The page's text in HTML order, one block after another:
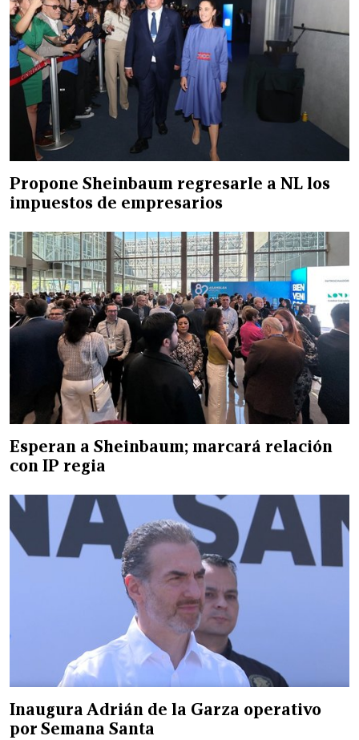
Propone Sheinbaum regresarle a NL los
impuestos de empresarios
Esperan a Sheinbaum; marcará relación
con IP regia
Inaugura Adrián de la Garza operativo
por Semana Santa